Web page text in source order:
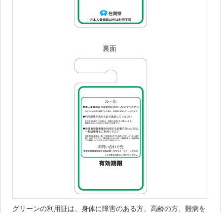
裏面
グリーンの利用証は、身体に障害のある方、高齢の方、難病を